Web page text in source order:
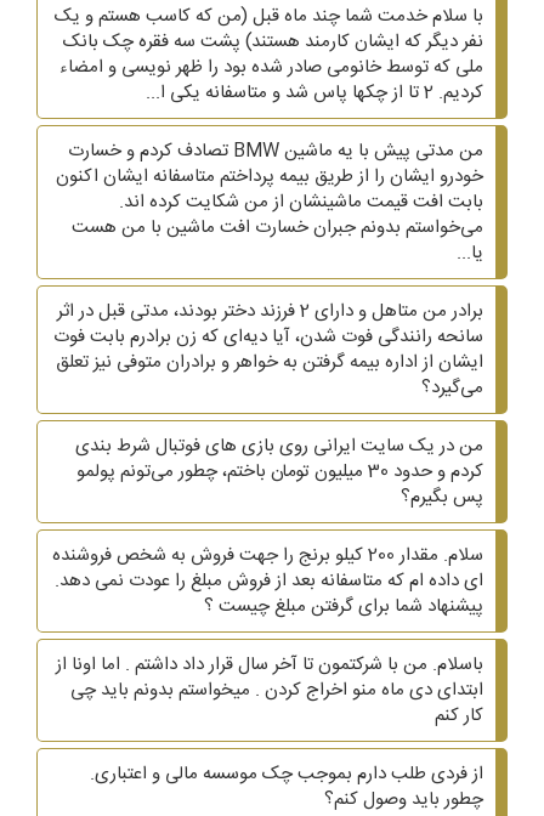
با سلام خدمت شما چند ماه قبل (من که کاسب هستم و یک
نفر دیگر که ایشان کارمند هستند) پشت سه فقره چک بانک
ملی که توسط خانومی صادر شده بود را ظهر نویسی و امضاء
کردیم. 2 تا از چکها پاس شد و متاسفانه یکی ا...
من مدتی پیش با یه ماشین BMW تصادف کردم و خسارت
خودرو ایشان را از طریق بیمه پرداختم متاسفانه ایشان اکنون
بابت افت قیمت ماشینشان از من شکایت کرده اند.
می‌خواستم بدونم جبران خسارت افت ماشین با من هست
یا...
برادر من متاهل و دارای 2 فرزند دختر بودند، مدتی قبل در اثر
سانحه رانندگی فوت شدن، آیا دیه‌ای که زن برادرم بابت فوت
ایشان از اداره بیمه گرفتن به خواهر و برادران متوفی نیز تعلق
می‌گیرد؟
من در یک سایت ایرانی روی بازی های فوتبال شرط بندی
کردم و حدود 30 میلیون تومان باختم، چطور می‌تونم پولمو
پس بگیرم؟
سلام. مقدار 200 کیلو برنج را جهت فروش به شخص فروشنده
ای داده ام که متاسفانه بعد از فروش مبلغ را عودت نمی دهد.
پیشنهاد شما برای گرفتن مبلغ چیست ؟
باسلام. من با شرکتمون تا آخر سال قرار داد داشتم . اما اونا از
ابتدای دی ماه منو اخراج کردن . میخواستم بدونم باید چی
کار کنم
از فردی طلب دارم بموجب چک موسسه مالی و اعتباری.
چطور باید وصول کنم؟